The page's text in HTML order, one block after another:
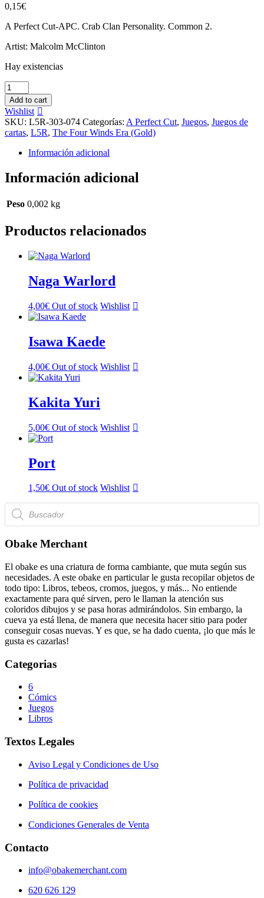
0,15€
A Perfect Cut-APC. Crab Clan Personality. Common 2.
Artist: Malcolm McClinton
Hay existencias
Hida
Reiha
cantidad
Add to cart
Wishlist
SKU: L5R-303-074 Categorías: A Perfect Cut, Juegos, Juegos de
cartas, L5R, The Four Winds Era (Gold)
Información adicional
Información adicional
Peso 0,002 kg
Productos relacionados
Naga Warlord
4,00€ Out of stock Wishlist
Isawa Kaede
4,00€ Out of stock Wishlist
Kakita Yuri
5,00€ Out of stock Wishlist
Port
1,50€ Out of stock Wishlist
Búsqueda
de
productos
Obake Merchant
El obake es una criatura de forma cambiante, que muta según sus
necesidades. A este obake en particular le gusta recopilar objetos de
todo tipo: Libros, tebeos, cromos, juegos, y más... No entiende
exactamente para qué sirven, pero le llaman la atención sus
coloridos dibujos y se pasa horas admirándolos. Sin embargo, la
cueva ya está llena, de manera que necesita hacer sitio para poder
conseguir cosas nuevas. Y es que, se ha dado cuenta, ¡lo que más le
gusta es cazarlas!
Categorias
6
Cómics
Juegos
Libros
Textos Legales
Aviso Legal y Condiciones de Uso
Política de privacidad
Política de cookies
Condiciones Generales de Venta
Contacto
info@obakemerchant.com
620 626 129